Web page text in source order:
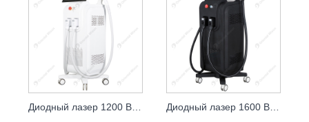
Диодный лазер 1200 Вт 1600 Вт 808 нм Клиника омоложения кожи